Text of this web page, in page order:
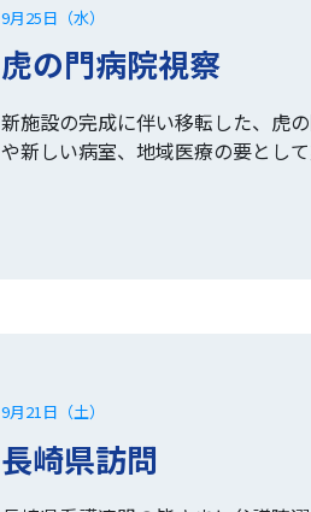
9月25日（水）
虎の門病院視察
新施設の完成に伴い移転した、虎
や新しい病室、地域医療の要とし
9月21日（土）
長崎県訪問